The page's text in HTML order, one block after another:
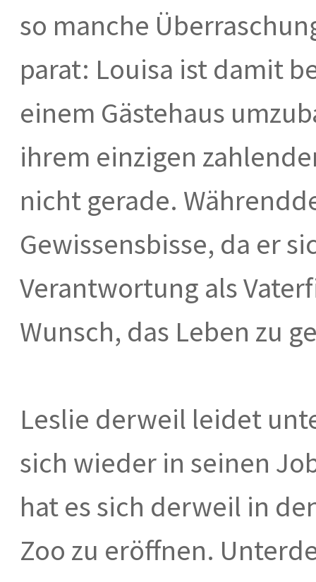
so manche
parat: Louisa ist damit
einem Gästehaus
ihrem einzigen
nicht gerade.
Gewissensbisse, da er
Verantwortung als
Wunsch, das Leben zu
Leslie derweil leidet
sich wieder in seinen
hat es sich derweil in
Zoo zu eröffnen.